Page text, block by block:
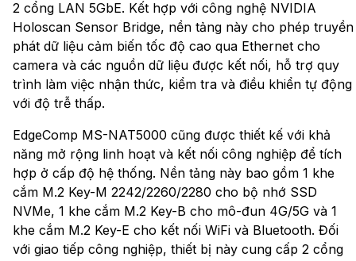
2 cổng LAN 5GbE. Kết hợp với công nghệ NVIDIA
Holoscan Sensor Bridge, nền tảng này cho phép truyền
phát dữ liệu cảm biến tốc độ cao qua Ethernet cho
camera và các nguồn dữ liệu được kết nối, hỗ trợ quy
trình làm việc nhận thức, kiểm tra và điều khiển tự động
với độ trễ thấp.
EdgeComp MS-NAT5000 cũng được thiết kế với khả
năng mở rộng linh hoạt và kết nối công nghiệp để tích
hợp ở cấp độ hệ thống. Nền tảng này bao gồm 1 khe
cắm M.2 Key-M 2242/2260/2280 cho bộ nhớ SSD
NVMe, 1 khe cắm M.2 Key-B cho mô-đun 4G/5G và 1
khe cắm M.2 Key-E cho kết nối WiFi và Bluetooth. Đối
với giao tiếp công nghiệp, thiết bị này cung cấp 2 cổng